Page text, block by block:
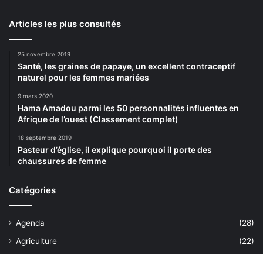
Articles les plus consultés
25 novembre 2019
Santé, les graines de papaye, un excellent contraceptif
naturel pour les femmes mariées
9 mars 2020
Hama Amadou parmi les 50 personnalités influentes en
Afrique de l’ouest (Classement complet)
18 septembre 2019
Pasteur d’église, il explique pourquoi il porte des
chaussures de femme
Catégories
Agenda
(28)
Agriculture
(22)